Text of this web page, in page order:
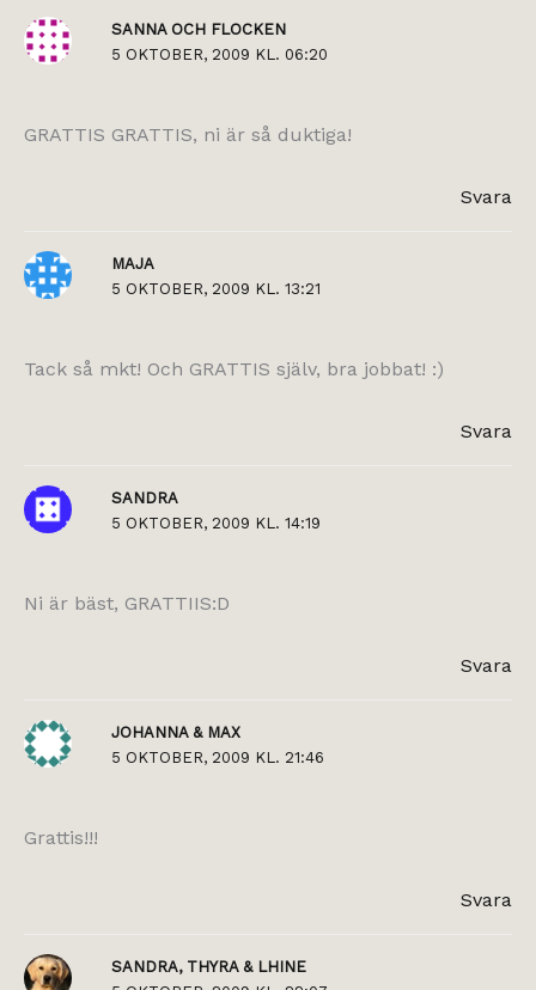
SANNA OCH FLOCKEN
5 OKTOBER, 2009 KL. 06:20
GRATTIS GRATTIS, ni är så duktiga!
Svara
MAJA
5 OKTOBER, 2009 KL. 13:21
Tack så mkt! Och GRATTIS själv, bra jobbat! :)
Svara
SANDRA
5 OKTOBER, 2009 KL. 14:19
Ni är bäst, GRATTIIS:D
Svara
JOHANNA & MAX
5 OKTOBER, 2009 KL. 21:46
Grattis!!!
Svara
SANDRA, THYRA & LHINE